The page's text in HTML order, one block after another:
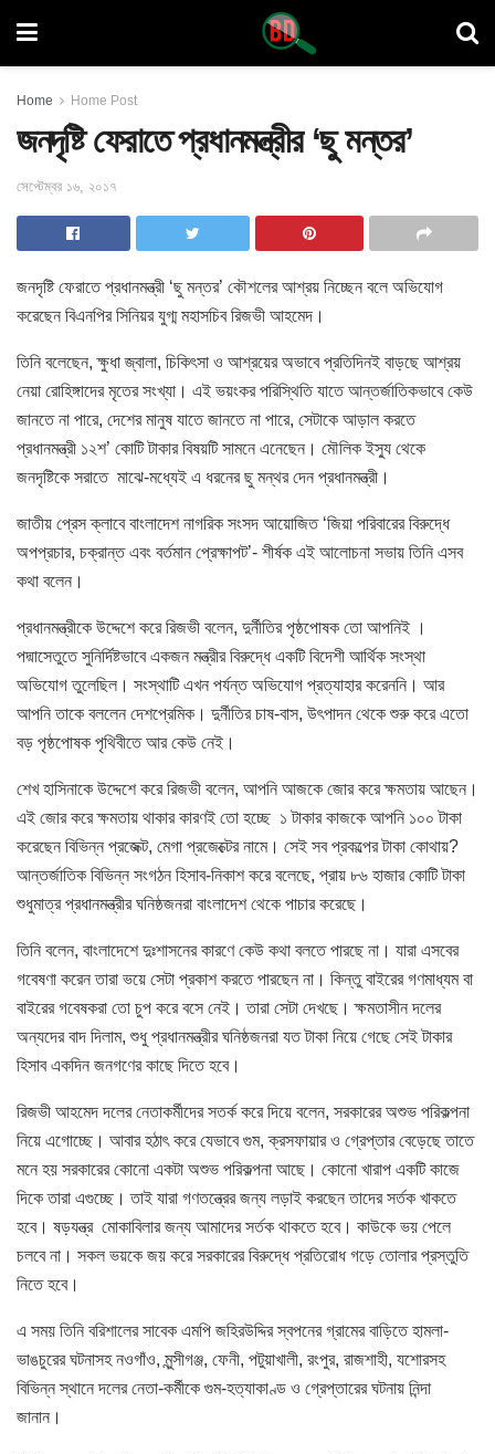
Home Home Post
জনদৃষ্টি ফেরাতে প্রধানমন্ত্রীর ‘ছু মন্তর’
সেপ্টেম্বর ১৬, ২০১৭
জনদৃষ্টি ফেরাতে প্রধানমন্ত্রী ‘ছু মন্তর’ কৌশলের আশ্রয় নিচ্ছেন বলে অভিযোগ
করেছেন বিএনপির সিনিয়র যুগ্ম মহাসচিব রিজভী আহমেদ।
তিনি বলেছেন, ক্ষুধা জ্বালা, চিকিৎসা ও আশ্রয়ের অভাবে প্রতিদিনই বাড়ছে আশ্রয়
নেয়া রোহিঙ্গাদের মৃতের সংখ্যা। এই ভয়ংকর পরিস্থিতি যাতে আন্তর্জাতিকভাবে কেউ
জানতে না পারে, দেশের মানুষ যাতে জানতে না পারে, সেটাকে আড়াল করতে
প্রধানমন্ত্রী ১২শ’ কোটি টাকার বিষয়টি সামনে এনেছেন। মৌলিক ইস্যু থেকে
জনদৃষ্টিকে সরাতে মাঝে-মধ্যেই এ ধরনের ছু মন্থর দেন প্রধানমন্ত্রী।
জাতীয় প্রেস ক্লাবে বাংলাদেশ নাগরিক সংসদ আয়োজিত ‘জিয়া পরিবারের বিরুদ্ধে
অপপ্রচার, চক্রান্ত এবং বর্তমান প্রেক্ষাপট’- শীর্ষক এই আলোচনা সভায় তিনি এসব
কথা বলেন।
প্রধানমন্ত্রীকে উদ্দেশে করে রিজভী বলেন, দুর্নীতির পৃষ্ঠপোষক তো আপনিই ।
পদ্মাসেতুতে সুনির্দিষ্টভাবে একজন মন্ত্রীর বিরুদ্ধে একটি বিদেশী আর্থিক সংস্থা
অভিযোগ তুলেছিল। সংস্থাটি এখন পর্যন্ত অভিযোগ প্রত্যাহার করেননি। আর
আপনি তাকে বললেন দেশপ্রেমিক। দুর্নীতির চাষ-বাস, উৎপাদন থেকে শুরু করে এতো
বড় পৃষ্ঠপোষক পৃথিবীতে আর কেউ নেই।
শেখ হাসিনাকে উদ্দেশে করে রিজভী বলেন, আপনি আজকে জোর করে ক্ষমতায় আছেন।
এই জোর করে ক্ষমতায় থাকার কারণই তো হচ্ছে ১ টাকার কাজকে আপনি ১০০ টাকা
করেছেন বিভিন্ন প্রজেক্ট, মেগা প্রজেক্টের নামে। সেই সব প্রকল্পের টাকা কোথায়?
আন্তর্জাতিক বিভিন্ন সংগঠন হিসাব-নিকাশ করে বলেছে, প্রায় ৮৬ হাজার কোটি টাকা
শুধুমাত্র প্রধানমন্ত্রীর ঘনিষ্ঠজনরা বাংলাদেশ থেকে পাচার করেছে।
তিনি বলেন, বাংলাদেশে দুঃশাসনের কারণে কেউ কথা বলতে পারছে না। যারা এসবের
গবেষণা করেন তারা ভয়ে সেটা প্রকাশ করতে পারছেন না। কিন্তু বাইরের গণমাধ্যম বা
বাইরের গবেষকরা তো চুপ করে বসে নেই। তারা সেটা দেখছে। ক্ষমতাসীন দলের
অন্যদের বাদ দিলাম, শুধু প্রধানমন্ত্রীর ঘনিষ্ঠজনরা যত টাকা নিয়ে গেছে সেই টাকার
হিসাব একদিন জনগণের কাছে দিতে হবে।
রিজভী আহমেদ দলের নেতাকর্মীদের সতর্ক করে দিয়ে বলেন, সরকারের অশুভ পরিকল্পনা
নিয়ে এগোচ্ছে। আবার হঠাৎ করে যেভাবে গুম, ক্রসফায়ার ও গ্রেপ্তার বেড়েছে তাতে
মনে হয় সরকারের কোনো একটা অশুভ পরিকল্পনা আছে। কোনো খারাপ একটি কাজে
দিকে তারা এগুচ্ছে। তাই যারা গণতন্ত্রের জন্য লড়াই করছেন তাদের সর্তক খাকতে
হবে। ষড়যন্ত্র মোকাবিলার জন্য আমাদের সর্তক থাকতে হবে। কাউকে ভয় পেলে
চলবে না। সকল ভয়কে জয় করে সরকারের বিরুদ্ধে প্রতিরোধ গড়ে তোলার প্রস্তুতি
নিতে হবে।
এ সময় তিনি বরিশালের সাবেক এমপি জহিরউদ্দির স্বপনের গ্রামের বাড়িতে হামলা-
ভাঙচুরের ঘটনাসহ নওগাঁও, মুন্সীগঞ্জ, ফেনী, পটুয়াখালী, রংপুর, রাজশাহী, যশোরসহ
বিভিন্ন স্থানে দলের নেতা-কর্মীকে গুম-হত্যাকাণ্ড ও গ্রেপ্তারের ঘটনায় নিন্দা
জানান।